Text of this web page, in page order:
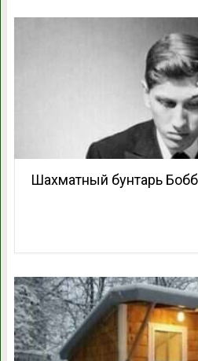
Шахматный бунтарь